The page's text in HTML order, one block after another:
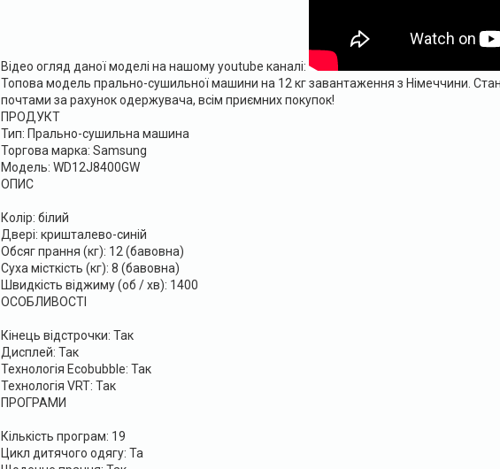
Відео огляд даної моделі на нашому youtube каналі:
Топова модель прально-сушильної машини на 12 кг завантаження з Німеччини.
почтами за рахунок одержувача, всім приємних покупок!
ПРОДУКТ
Тип: Прально-сушильна машина
Торгова марка: Samsung
Модель: WD12J8400GW
ОПИС
Колір: білий
Двері: кришталево-синій
Обсяг прання (кг): 12 (бавовна)
Суха місткість (кг): 8 (бавовна)
Швидкість віджиму (об / хв): 1400
ОСОБЛИВОСТІ
Кінець відстрочки: Так
Дисплей: Так
Технологія Ecobubble: Так
Технологія VRT: Так
ПРОГРАМИ
Кількість програм: 19
Цикл дитячого одягу: Та